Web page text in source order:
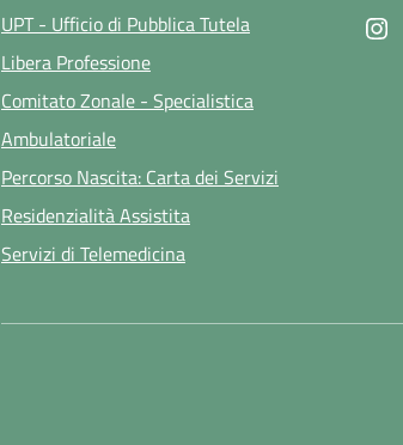
UPT - Ufficio di Pubblica Tutela
Libera Professione
Comitato Zonale - Specialistica
Ambulatoriale
Percorso Nascita: Carta dei Servizi
Residenzialità Assistita
Servizi di Telemedicina